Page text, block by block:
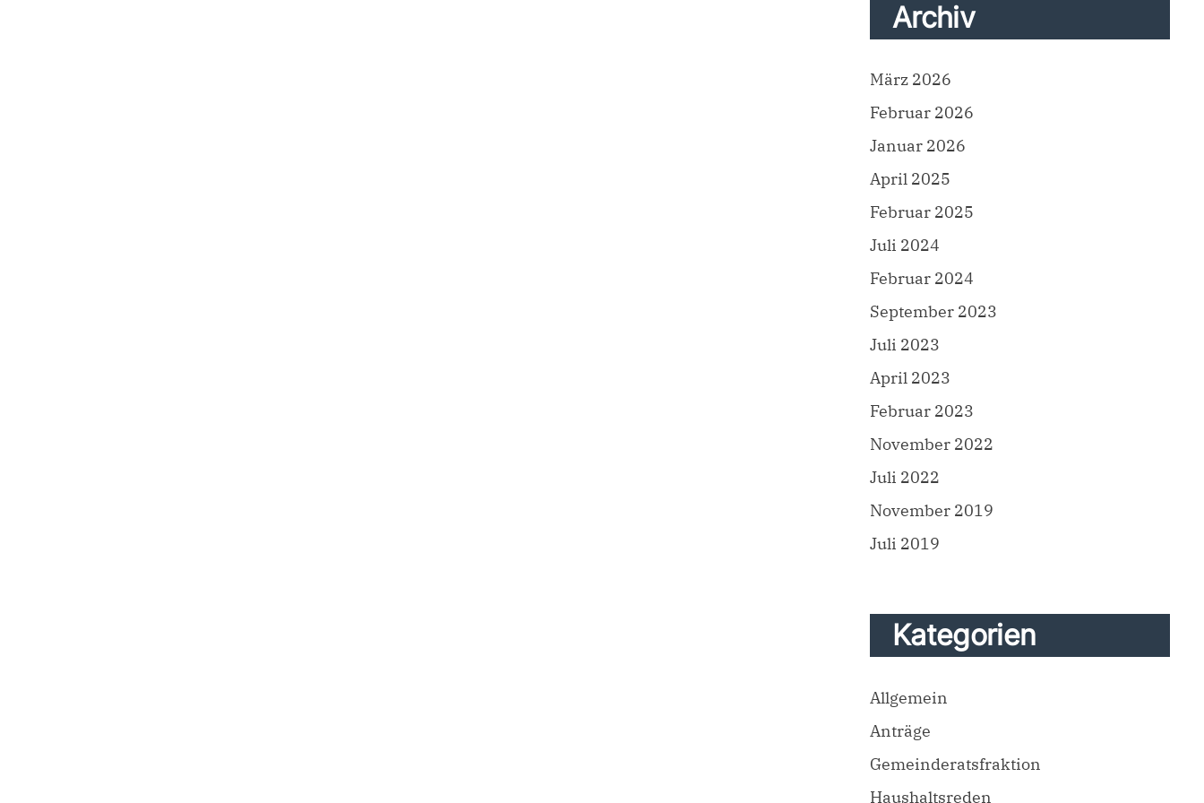
Archiv
März 2026
Februar 2026
Januar 2026
April 2025
Februar 2025
Juli 2024
Februar 2024
September 2023
Juli 2023
April 2023
Februar 2023
November 2022
Juli 2022
November 2019
Juli 2019
Kategorien
Allgemein
Anträge
Gemeinderatsfraktion
Haushaltsreden